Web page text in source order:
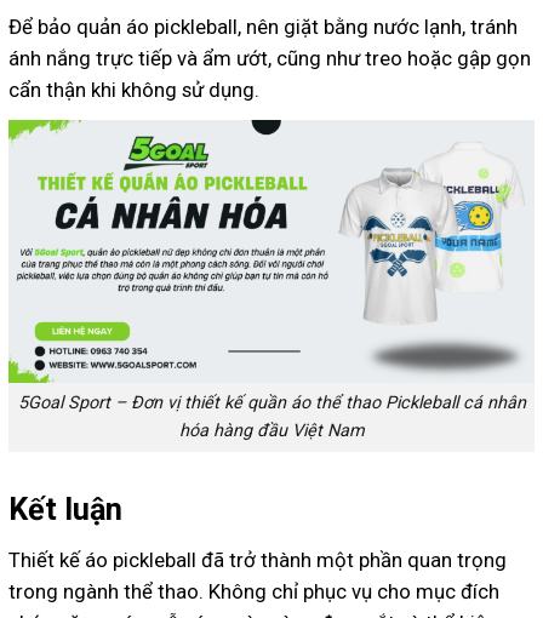
Để bảo quản áo pickleball, nên giặt bằng nước lạnh, tránh
ánh nắng trực tiếp và ẩm ướt, cũng như treo hoặc gập gọn
cẩn thận khi không sử dụng.
5Goal Sport – Đơn vị thiết kế quần áo thể thao Pickleball cá nhân
hóa hàng đầu Việt Nam
Kết luận
Thiết kế áo pickleball đã trở thành một phần quan trọng
trong ngành thể thao. Không chỉ phục vụ cho mục đích